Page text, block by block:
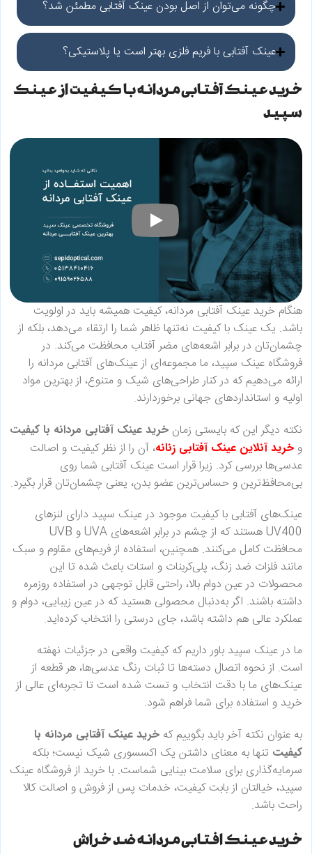
چگونه می‌توان از اصل بودن عینک آفتابی مطمئن شد؟
عینک آفتابی با فریم فلزی بهتر است یا پلاستیکی؟
خرید عینک آفتابی مردانه با کیفیت از عینک
سپید
هنگام خرید عینک آفتابی مردانه، کیفیت همیشه باید در اولویت
باشد. یک عینک با کیفیت نه‌تنها ظاهر شما را ارتقاء می‌دهد، بلکه از
چشمان‌تان در برابر اشعه‌های مضر آفتاب محافظت می‌کند. در
فروشگاه عینک سپید، ما مجموعه‌ای از عینک‌های آفتابی مردانه را
ارائه می‌دهیم که در کنار طراحی‌های شیک و متنوع، از بهترین مواد
اولیه و استانداردهای جهانی برخوردارند.
نکته دیگر این که بایستی زمان خرید عینک آفتابی مردانه با کیفیت
و خرید آنلاین عینک آفتابی زنانه، آن را از نظر کیفیت و اصالت
عدسی‌ها بررسی کرد. زیرا قرار است عینک آفتابی شما روی
بی‌محافظ‌ترین و حساس‌ترین عضو بدن، یعنی چشمان‌تان قرار بگیرد.
عینک‌های آفتابی با کیفیت موجود در عینک سپید دارای لنزهای
UV400 هستند که از چشم در برابر اشعه‌های UVA و UVB
محافظت کامل می‌کنند. همچنین، استفاده از فریم‌های مقاوم و سبک
مانند فلزات ضد زنگ، پلی‌کربنات و استات باعث شده تا این
محصولات در عین دوام بالا، راحتی قابل توجهی در استفاده روزمره
داشته باشند. اگر به‌دنبال محصولی هستید که در عین زیبایی، دوام و
عملکرد عالی هم داشته باشد، جای درستی را انتخاب کرده‌اید.
ما در عینک سپید باور داریم که کیفیت واقعی در جزئیات نهفته
است. از نحوه اتصال دسته‌ها تا ثبات رنگ عدسی‌ها، هر قطعه از
عینک‌های ما با دقت انتخاب و تست شده است تا تجربه‌ای عالی از
خرید و استفاده برای شما فراهم شود.
به عنوان نکته آخر باید بگوییم که خرید عینک آفتابی مردانه با
کیفیت تنها به معنای داشتن یک اکسسوری شیک نیست؛ بلکه
سرمایه‌گذاری برای سلامت بینایی شماست. با خرید از فروشگاه عینک
سپید، خیالتان از بابت کیفیت، خدمات پس از فروش و اصالت کالا
راحت باشد.
خرید عینک افتابی مردانه ضد خراش